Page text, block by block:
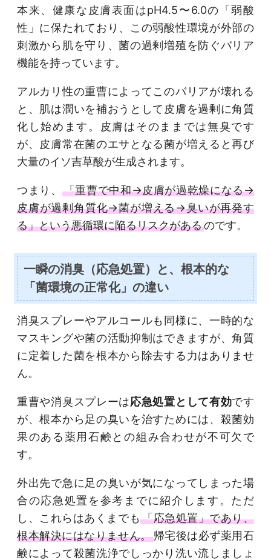
本来、健康な皮膚表面はpH4.5〜6.0の「弱酸
性」に保たれており、この弱酸性環境が外部の
刺激から肌を守り、菌の過剰増殖を防ぐバリア
機能を持っています。
アルカリ性の重曹によってこのバリアが壊れる
と、肌は潤いを補おうとして皮膚を過剰に角質
化し始めます。皮膚はそのままでは無臭です
が、皮膚常在菌のエサとなる菌が増えると再び
大量のイソ吉草酸が生成されます。
つまり、
「重曹で中和→皮膚が過乾燥になる→
皮膚が過剰角質化→菌が増える→臭いが再発す
る」という悪循環に陥るリスクがあるのです。
一瞬の消臭（応急処置）と、根本的な
「菌環境の正常化」の違い
消臭スプレーやアルコールも同様に、一時的な
マスキングや菌の活動抑制はできますが、角質
に定着した菌を根本から除去する力はありませ
ん。
重曹や消臭スプレーは応急処置として有効です
が、根本から足の臭いを治すためには、殺菌効
果のある薬用石鹸との組み合わせが不可欠で
す。
外出先で急に足の臭いが気になってしまった場
合の応急処置を参考までに紹介します。ただ
し、これらはあくまでも「応急処置」であり、
根本解決にはなりません。帰宅後は必ず薬用石
鹸によって殺菌洗浄でしっかり洗い流しましょ